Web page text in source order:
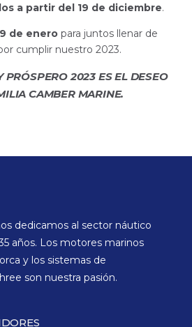
a partir del 19 de diciembre.
de enero para juntos llenar de
cumplir nuestro 2023.
PRÓSPERO 2023 ES EL DESEO
CAMBER MARINE.
dedicamos al sector náutico
años. Los motores marinos
y los sistemas de
son nuestra pasión.